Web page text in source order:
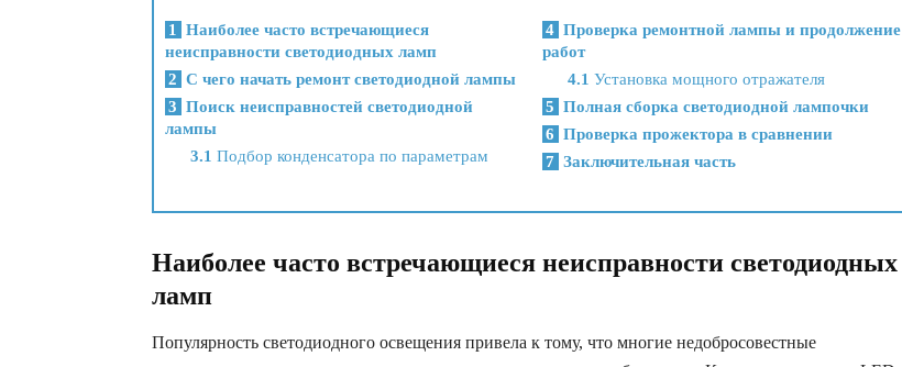
1
Наиболее часто встречающиеся
неисправности светодиодных ламп
2 С чего начать ремонт светодиодной лампы
3 Поиск неисправностей светодиодной
лампы
3.1 Подбор конденсатора по параметрам
4 Проверка ремонтной лампы и продолжение
работ
4.1 Установка мощного отражателя
5 Полная сборка светодиодной лампочки
6 Проверка прожектора в сравнении
7 Заключительная часть
Наиболее часто встречающиеся неисправности светодиодных
ламп
Популярность светодиодного освещения привела к тому, что многие недобросовестные